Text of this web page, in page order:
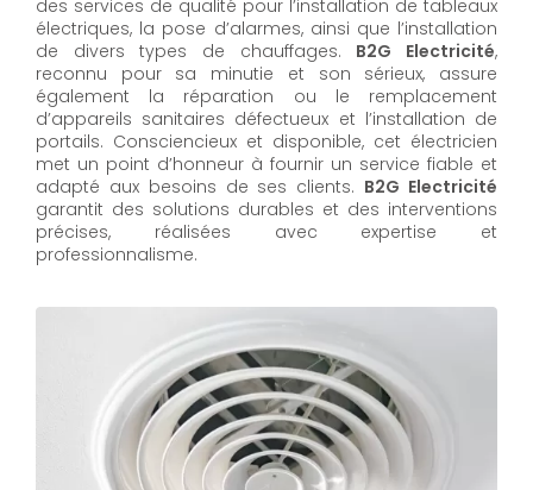
des services de qualité pour l’installation de tableaux
électriques, la pose d’alarmes, ainsi que l’installation
de divers types de chauffages. B2G Electricité,
reconnu pour sa minutie et son sérieux, assure
également la réparation ou le remplacement
d’appareils sanitaires défectueux et l’installation de
portails. Consciencieux et disponible, cet électricien
met un point d’honneur à fournir un service fiable et
adapté aux besoins de ses clients. B2G Electricité
garantit des solutions durables et des interventions
précises, réalisées avec expertise et
professionnalisme.